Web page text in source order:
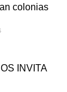
colonias
INVITA